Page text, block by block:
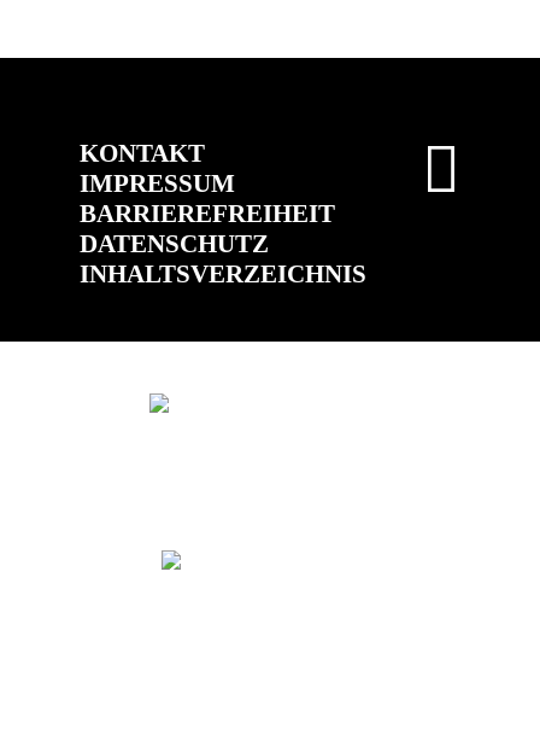
KONTAKT
IMPRESSUM
BARRIEREFREIHEIT
DATENSCHUTZ
INHALTSVERZEICHNIS
(ÖFFNET IN NEUEM TAB)